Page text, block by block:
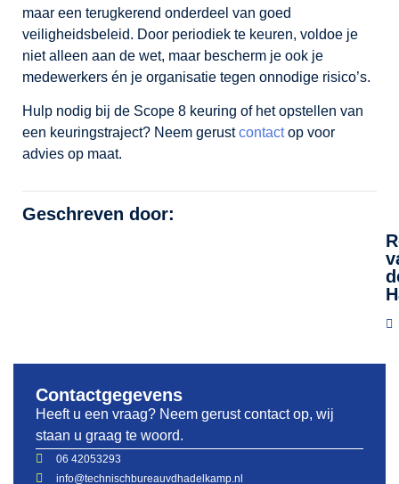
maar een terugkerend onderdeel van goed
veiligheidsbeleid. Door periodiek te keuren, voldoe je
niet alleen aan de wet, maar bescherm je ook je
medewerkers én je organisatie tegen onnodige risico’s.
Hulp nodig bij de Scope 8 keuring of het opstellen van
een keuringstraject? Neem gerustcontactop voor
advies op maat.
Geschreven door:
Contactgegevens
Heeft u een vraag? Neem gerust contact op, wij
staan u graag te woord.
06 42053293
info@technischbureauvdhadelkamp.nl